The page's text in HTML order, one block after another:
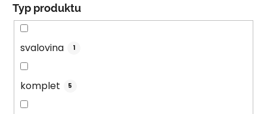
Typ produktu
svalovina 1
komplet 5